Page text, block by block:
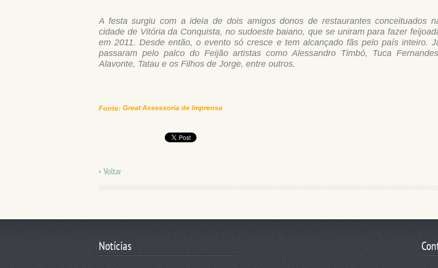
A festa surgiu com a ideia de dois amigos donos de restaurantes conceituados
cidade de Vitória da Conquista, no sudoeste baiano, que se uniram para fazer
em 2011. Desde então, o evento só cresce e tem alcançado fãs pelo país inteiro.
passaram pelo palco do Feijão artistas como Alessandro Timbó, Tuca
Alavonte, Tatau e os Filhos de Jorge, entre outros.
Fonte: Great Assessoria de Imprensa
Voltar
Notícias